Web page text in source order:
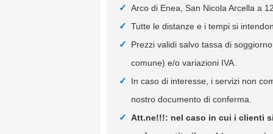
Arco di Enea, San Nicola Arcella a
Tutte le distanze e i tempi si
Prezzi validi salvo tassa di
comune) e/o variazioni IVA.
In caso di interesse, i servizi non
nostro documento di conferma.
Att.ne!!!: nel caso in cui i clienti